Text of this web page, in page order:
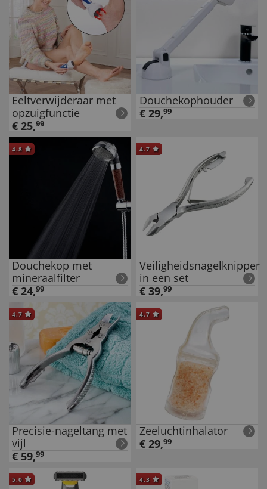
Eeltverwijderaar met
opzuigfunctie
€ 25,99
Douchekophouder
€ 29,99
4.8
Douchekop met
mineraalfilter
€ 24,99
4.7
Veiligheidsnagelknipper
in een set
€ 39,99
4.7
Precisie-nageltang met
vijl
€ 59,99
4.7
Zeeluchtinhalator
€ 29,99
5.0 4.3